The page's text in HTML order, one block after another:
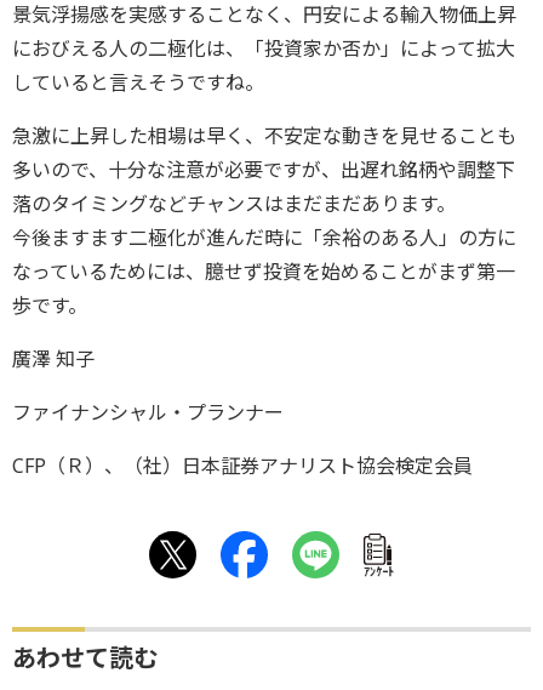
景気浮揚感を実感することなく、円安による輸入物価上昇
におびえる人の二極化は、「投資家か否か」によって拡大
していると言えそうですね。
急激に上昇した相場は早く、不安定な動きを見せることも
多いので、十分な注意が必要ですが、出遅れ銘柄や調整下
落のタイミングなどチャンスはまだまだあります。
今後ますます二極化が進んだ時に「余裕のある人」の方に
なっているためには、臆せず投資を始めることがまず第一
歩です。
廣澤 知子
ファイナンシャル・プランナー
CFP（Ｒ）、（社）日本証券アナリスト協会検定会員
ｱﾝｹｰﾄ
あわせて読む